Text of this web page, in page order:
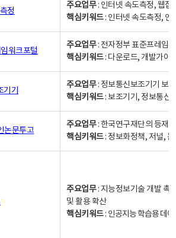
정
주요업무: 인터넷 속도측정, 웹접
핵심키워드: 인터넷 속도측정, 인
워크포털
주요업무: 전자정부 표준프레임
핵심키워드: 다운로드, 개발가이
기
주요업무: 정보통신보조기기 보
핵심키워드: 보조기기, 정보통신
논문투고
주요업무: 한국연구재단의 등재
핵심키워드: 정보화정책, 저널,
주요업무: 지능정보기술 개발 촉
및 활용 확산
핵심키워드: 인공지능 학습용 데